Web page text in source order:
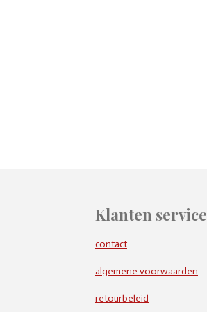
Klanten service
contact
algemene voorwaarden
retourbeleid